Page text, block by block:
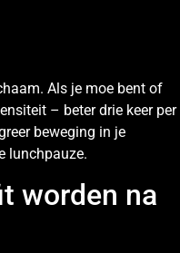
Als je moe bent of
– beter drie keer per
beweging in je
lunchpauze.
worden na